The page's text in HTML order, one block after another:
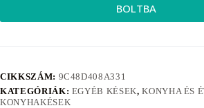
BOLTBA
CIKKSZÁM: 9C48D408A331
KATEGÓRIÁK: EGYÉB KÉSEK,KONYHA ÉS
KONYHAKÉSEK